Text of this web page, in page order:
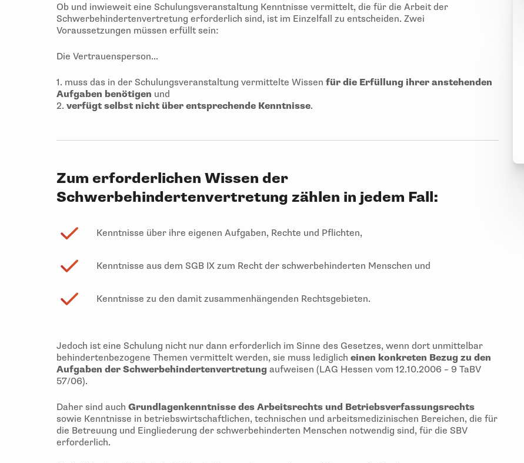
Ob und inwieweit eine Schulungsveranstaltung Kenntnisse vermittelt, die für die Arbeit der
Schwerbehindertenvertretung erforderlich sind, ist im Einzelfall zu entscheiden. Zwei
Voraussetzungen müssen erfüllt sein:
Die Vertrauensperson...
1. muss das in der Schulungsveranstaltung vermittelte Wissen für die Erfüllung ihrer anstehenden
Aufgaben benötigen und
2. verfügt selbst nicht über entsprechende Kenntnisse.
Zum erforderlichen Wissen der
Schwerbehindertenvertretung zählen in jedem Fall:
Kenntnisse über ihre eigenen Aufgaben, Rechte und Pflichten,
Kenntnisse aus dem SGB IX zum Recht der schwerbehinderten Menschen und
Kenntnisse zu den damit zusammenhängenden Rechtsgebieten.
Jedoch ist eine Schulung nicht nur dann erforderlich im Sinne des Gesetzes, wenn dort unmittelbar
behindertenbezogene Themen vermittelt werden, sie muss lediglich einen konkreten Bezug zu den
Aufgaben der Schwerbehindertenvertretung aufweisen (LAG Hessen vom 12.10.2006 – 9 TaBV
57/06).
Daher sind auch Grundlagenkenntnisse des Arbeitsrechts und Betriebsverfassungsrechts
sowie Kenntnisse in betriebswirtschaftlichen, technischen und arbeitsmedizinischen Bereichen, die für
die Betreuung und Eingliederung der schwerbehinderten Menschen notwendig sind, für die SBV
erforderlich.